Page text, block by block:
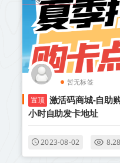
暂无标签
置顶 激活码商城-自助
小时自助发卡地址
2023-08-02